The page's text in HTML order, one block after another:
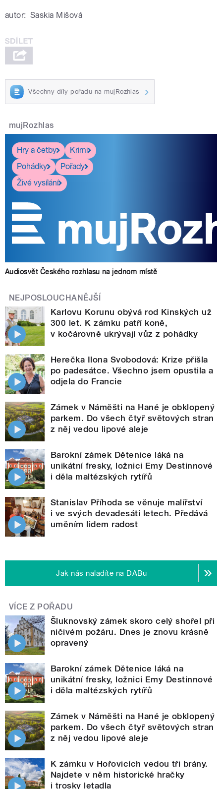
autor: Saskia Mišová
Všechny díly pořadu na mujRozhlas
mujRozhlas
Hry a četby
Krimi
Pohádky
Pořady
Živé vysílání
Audiosvět Českého rozhlasu na jednom místě
NEJPOSLOUCHANĚJŠÍ
Karlovu Korunu obývá rod Kinských už
300 let. K zámku patří koně,
v kočárovně ukrývají vůz z pohádky
Herečka Ilona Svobodová: Krize přišla
po padesátce. Všechno jsem opustila a
odjela do Francie
Zámek v Náměšti na Hané je obklopený
parkem. Do všech čtyř světových stran
z něj vedou lipové aleje
Barokní zámek Dětenice láká na
unikátní fresky, ložnici Emy Destinnové
i děla maltézských rytířů
Stanislav Příhoda se věnuje malířství
i ve svých devadesáti letech. Předává
uměním lidem radost
Jak nás naladíte na DABu
VÍCE Z POŘADU
Šluknovský zámek skoro celý shořel při
ničivém požáru. Dnes je znovu krásně
opravený
Barokní zámek Dětenice láká na
unikátní fresky, ložnici Emy Destinnové
i děla maltézských rytířů
Zámek v Náměšti na Hané je obklopený
parkem. Do všech čtyř světových stran
z něj vedou lipové aleje
K zámku v Hořovicích vedou tři brány.
Najdete v něm historické hračky
i trosky letadla